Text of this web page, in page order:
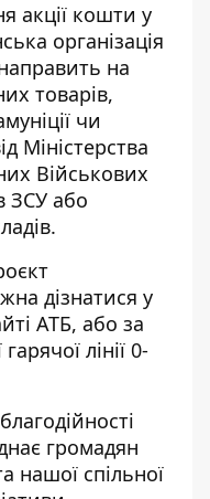
акції кошти у
організація
на
товарів,
чи
Міністерства
Військових
ЗСУ або
дізнатися у
АТБ, або за
лінії 0-
громадян
нашої спільної